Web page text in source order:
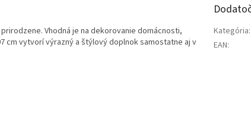
Vhodná je na dekorovanie domácnosti,
cm vytvorí výrazný a štýlový doplnok samostatne aj v
Kategória:
EAN: